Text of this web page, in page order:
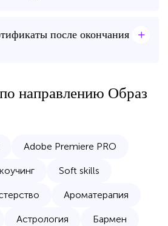
после окончания
+
направлению Образ
Adobe Premiere PRO
Soft skills
Ароматерапия
Астрология Бармен